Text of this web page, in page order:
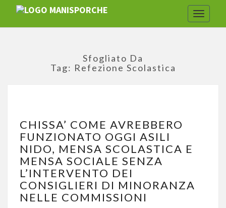
Toggle
Sfogliato Da
Tag: Refezione Scolastica
COME
AVREBBERO
FUNZIONATO
OGGI
ASILI
NIDO,
MENSA
SCOLASTICA
CHISSA’ COME AVREBBERO
FUNZIONATO OGGI ASILI
NIDO, MENSA SCOLASTICA E
MENSA SOCIALE SENZA
L’INTERVENTO DEI
CONSIGLIERI DI MINORANZA
NELLE COMMISSIONI